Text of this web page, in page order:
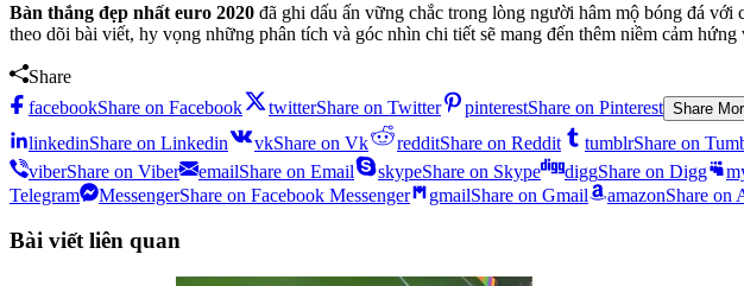
Bàn thắng đẹp nhất euro 2020 đã ghi dấu ấn vững chắc trong lòng người hâm mộ bóng đá
theo dõi bài viết, hy vọng những phân tích và góc nhìn chi tiết sẽ mang đến thêm niềm cảm
Share
facebookShare on Facebook twitterShare on Twitter pinterestShare on Pinterest Share
linkedinShare on Linkedin vkShare on Vk redditShare on Reddit tumblrShare on
viberShare on Viber emailShare on Email skypeShare on Skype diggShare on Digg
Telegram
MessengerShare on Facebook Messenger gmailShare on Gmail amazonShare on
Bài viết liên quan